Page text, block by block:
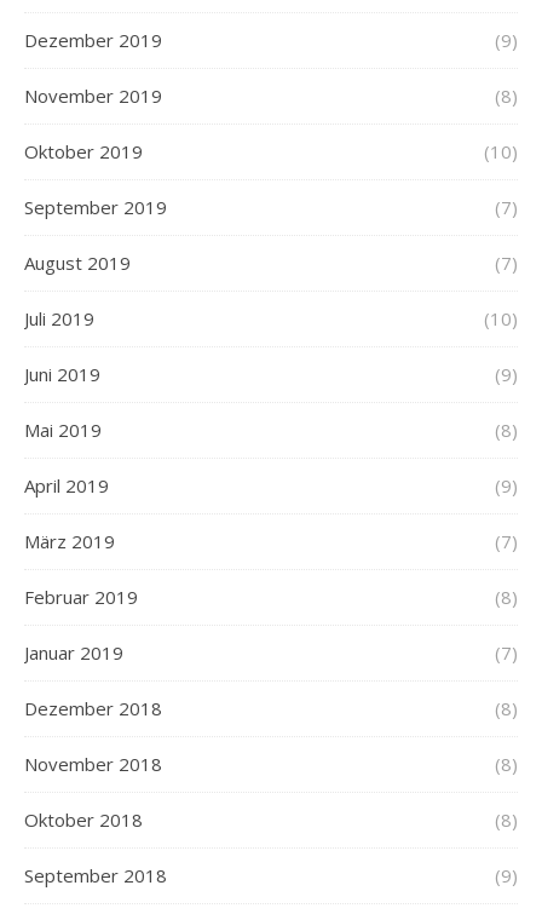
Dezember 2019 (9)
November 2019 (8)
Oktober 2019 (10)
September 2019 (7)
August 2019 (7)
Juli 2019 (10)
Juni 2019 (9)
Mai 2019 (8)
April 2019 (9)
März 2019 (7)
Februar 2019 (8)
Januar 2019 (7)
Dezember 2018 (8)
November 2018 (8)
Oktober 2018 (8)
September 2018 (9)